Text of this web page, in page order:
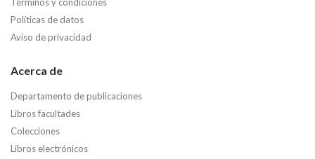
Políticas de datos
Aviso de privacidad
Acerca de
Departamento de publicaciones
Libros facultades
Colecciones
Libros electrónicos